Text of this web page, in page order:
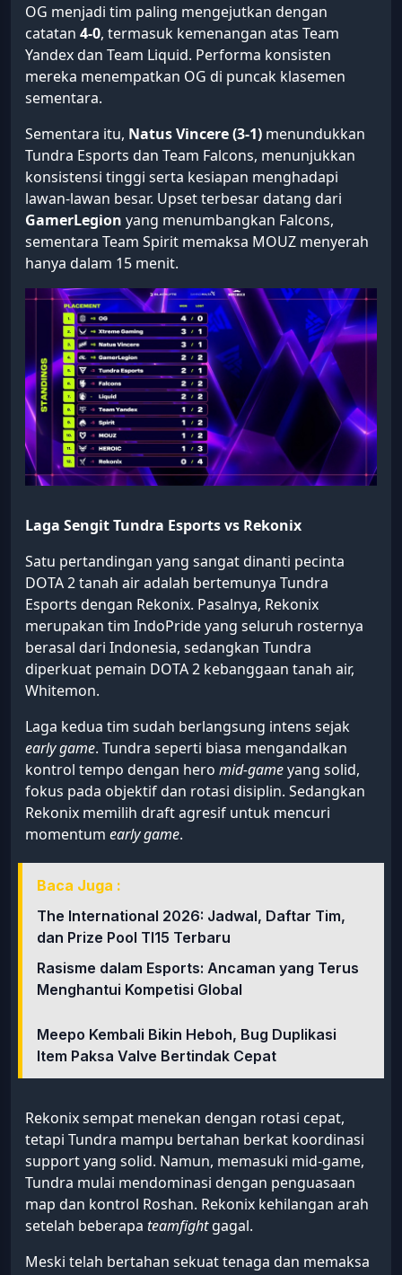
OG menjadi tim paling mengejutkan dengan
catatan 4-0, termasuk kemenangan atas Team
Yandex dan Team Liquid. Performa konsisten
mereka menempatkan OG di puncak klasemen
sementara.
Sementara itu, Natus Vincere (3-1) menundukkan
Tundra Esports dan Team Falcons, menunjukkan
konsistensi tinggi serta kesiapan menghadapi
lawan-lawan besar. Upset terbesar datang dari
GamerLegion yang menumbangkan Falcons,
sementara Team Spirit memaksa MOUZ menyerah
hanya dalam 15 menit.
Laga SengitTundra Esports vs Rekonix
Satu pertandingan yang sangat dinanti pecinta
DOTA 2 tanah air adalah bertemunya Tundra
Esports dengan Rekonix. Pasalnya, Rekonix
merupakan tim IndoPride yang seluruh rosternya
berasal dari Indonesia, sedangkan Tundra
diperkuat pemain DOTA 2 kebanggaan tanah air,
Whitemon.
Laga kedua tim sudah berlangsung intens sejak
early game. Tundra seperti biasa mengandalkan
kontrol tempo dengan hero mid-gameyang solid,
fokus pada objektif dan rotasi disiplin. Sedangkan
Rekonix memilih draft agresif untuk mencuri
momentum early game.
Baca Juga :
The International 2026: Jadwal, Daftar Tim,
dan Prize Pool TI15 Terbaru
Rasisme dalam Esports: Ancaman yang Terus
Menghantui Kompetisi Global
Meepo Kembali Bikin Heboh, Bug Duplikasi
Item Paksa Valve Bertindak Cepat
Rekonix sempat menekan dengan rotasi cepat,
tetapi Tundra mampu bertahan berkat koordinasi
support yang solid. Namun, memasuki mid-game,
Tundra mulai mendominasi dengan penguasaan
map dan kontrol Roshan. Rekonix kehilangan arah
setelah beberapa teamfightgagal.
Meski telah bertahan sekuat tenaga dan memaksa